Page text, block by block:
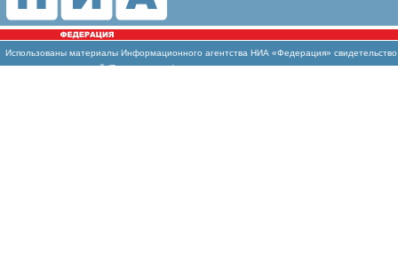
Использованы материалы Информационного агентства НИА «Федерация»
массовых коммуникаций (Роскомнадзор)